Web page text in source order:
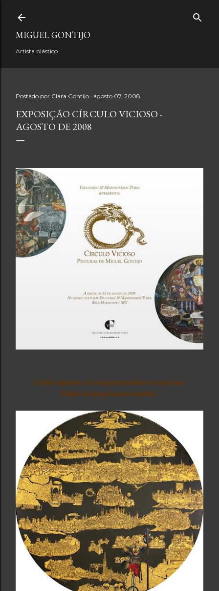
MIGUEL GONTIJO
Artista plástico
Postado por Clara Gontijo agosto 07, 2008
EXPOSIÇÃO CÍRCULO VICIOSO -
AGOSTO DE 2008
Confira algumas obras apresentadas na exposição
(Clique na imagem para ampliar).